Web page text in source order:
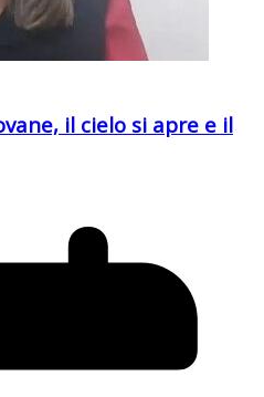
il cielo si apre e il